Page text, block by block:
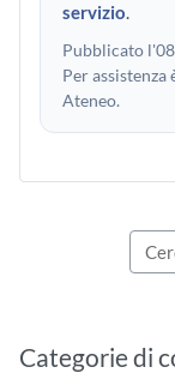
servizio.
Pubblicato
Per
Ateneo.
Categorie di